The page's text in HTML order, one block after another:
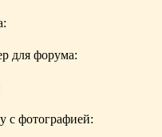
для форума:
с фотографией: